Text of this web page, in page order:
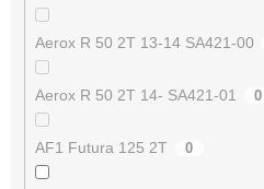
Aerox R 50 2T 13-14 SA421-00
Aerox R 50 2T 14- SA421-01 0
AF1 Futura 125 2T 0